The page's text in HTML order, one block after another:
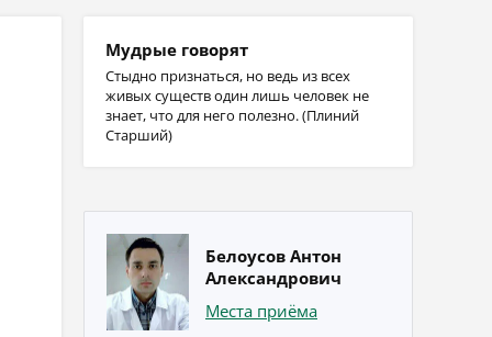
Мудрые говорят
Стыдно признаться, но ведь из всех
живых существ один лишь человек не
знает, что для него полезно. (Плиний
Старший)
Белоусов Антон
Александрович
Места приёма